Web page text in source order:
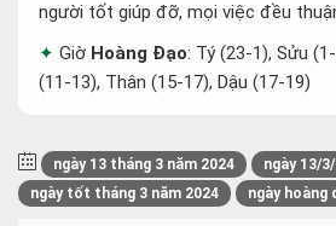
người tốt giúp đỡ, mọi việc đều
Giờ Hoàng Đạo: Tý (23-1), Sửu
(11-13), Thân (15-17), Dậu (17-19)
ngày 13 tháng 3 năm 2024
ngày 13/
ngày tốt tháng 3 năm 2024
ngày hoàng